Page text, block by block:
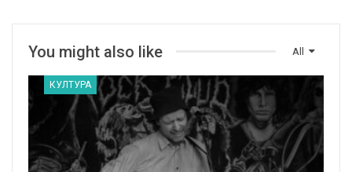
All
You might also like
КУЛТУРА